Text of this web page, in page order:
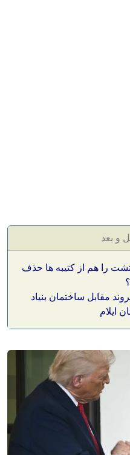
و بعد
را هم از کتیبه ها حذف
مقابل ساختمان بنیاد
ایلام